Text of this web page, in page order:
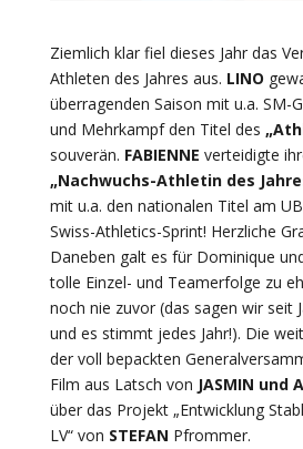
Ziemlich klar fiel dieses Jahr das
Athleten des Jahres aus. LINO
überragenden Saison mit u.a. SM-
und Mehrkampf den Titel des
souverän. FABIENNE verteidigte
„Nachwuchs-Athletin des
mit u.a. den nationalen Titel am
Swiss-Athletics-Sprint! Herzliche
Daneben galt es für Dominique
tolle Einzel- und Teamerfolge zu
noch nie zuvor (das sagen wir seit
und es stimmt jedes Jahr!). Die
der voll bepackten
Film aus Latsch von JASMIN und
über das Projekt „Entwicklung
LV“ von STEFAN Pfrommer.